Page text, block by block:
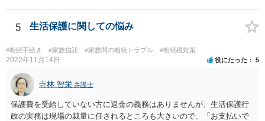
5 生活保護に関しての悩み
#相続手続き #家族信託 #家族間の相続トラブル #相続税対策
2022年11月14日 役にたった 5
寺林 智栄 弁護士
保護費を受給していない方に返金の義務はありませんが、生活保護行
政の実務は現場の裁量に任されるところも大きいので、「お支払いで